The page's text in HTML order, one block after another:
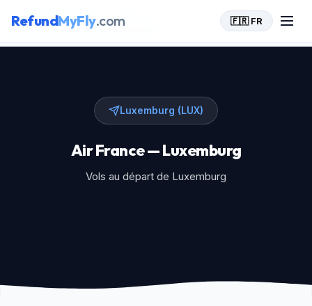
RefundMyFly.com 🇫🇷 FR
Accueil > Air France >
Luxemburg (LUX)
Air France — Luxemburg
Vols au départ de Luxemburg